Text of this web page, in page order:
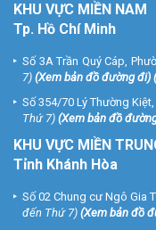
KHU VỰC MIỀN NAM
Tp. Hồ Chí Minh
Số 3A Trần Quý Cáp,
7) (Xem bản đồ đường đi)
Số 354/70 Lý Thường
Thứ 7) (Xem bản đồ
KHU VỰC MIỀN
Tỉnh Khánh Hòa
Số 02 Chung cư Ngô Gia
đến Thứ 7) (Xem bản đồ